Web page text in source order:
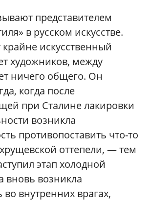
представителем
в русском искусстве.
искусственный
художников, между
ничего общего. Он
когда после
при Сталине лакировки
возникла
противопоставить что-то
оттепели, — тем
этап холодной
вновь возникла
во внутренних врагах,